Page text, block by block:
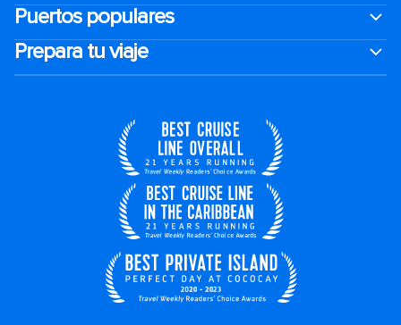
Puertos populares
Prepara tu viaje